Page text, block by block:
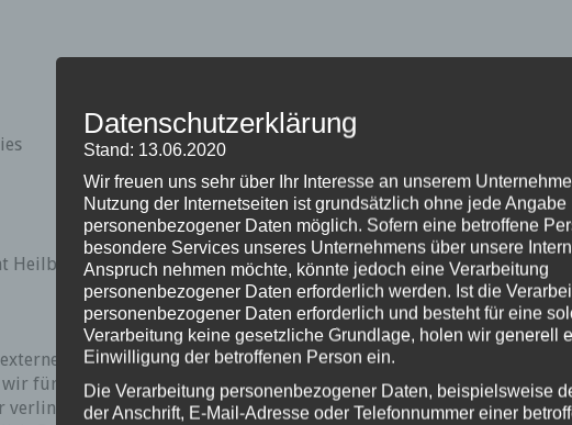
Heilbad Heiligenstadt
Webseiten Dritter, auf deren Inhalte wir keinen
für diese fremden Inhalte auch keine Gewähr
verlinkten Seiten ist stets der jeweilige Anbieter oder
Datenschutzerklärung
Stand: 13.06.2020
Wir freuen uns sehr über Ihr Interesse an unserem
Nutzung der Internetseiten ist grundsätzlich ohne jede Angabe
personenbezogener Daten möglich. Sofern eine betroffene
besondere Services unseres Unternehmens über unsere
Anspruch nehmen möchte, könnte jedoch eine Verarbeitung
personenbezogener Daten erforderlich werden. Ist die
personenbezogener Daten erforderlich und besteht für eine
Verarbeitung keine gesetzliche Grundlage, holen wir generell
Einwilligung der betroffenen Person ein.
Die Verarbeitung personenbezogener Daten, beispielsweise
der Anschrift, E-Mail-Adresse oder Telefonnummer einer